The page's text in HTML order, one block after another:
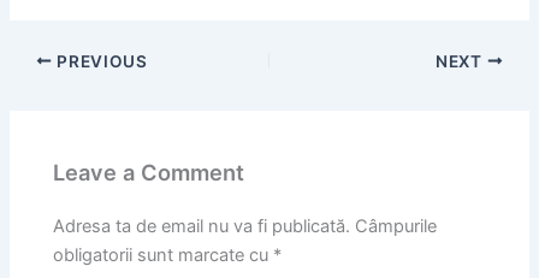
PREVIOUS NEXT
Leave a Comment
Adresa ta de email nu va fi publicată. Câmpurile
obligatorii sunt marcate cu *